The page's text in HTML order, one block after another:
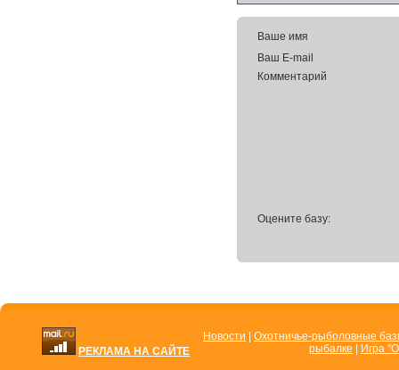
Ваше имя
Ваш E-mail
Комментарий
Оцените базу:
РЕКЛАМА НА САЙТЕ
Новости
Охотничье-рыболовные
рыбалке
Игра